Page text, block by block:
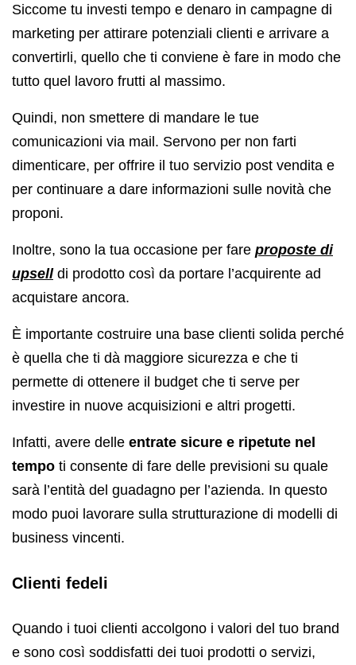
Siccome tu investi tempo e denaro in campagne di
marketing per attirare potenziali clienti e arrivare a
convertirli, quello che ti conviene è fare in modo che
tutto quel lavoro frutti al massimo.
Quindi, non smettere di mandare le tue
comunicazioni via mail. Servono per non farti
dimenticare, per offrire il tuo servizio post vendita e
per continuare a dare informazioni sulle novità che
proponi.
Inoltre, sono la tua occasione per fare proposte di
upsell di prodotto così da portare l’acquirente ad
acquistare ancora.
È importante costruire una base clienti solida perché
è quella che ti dà maggiore sicurezza e che ti
permette di ottenere il budget che ti serve per
investire in nuove acquisizioni e altri progetti.
Infatti, avere delle entrate sicure e ripetute nel
tempo ti consente di fare delle previsioni su quale
sarà l’entità del guadagno per l’azienda. In questo
modo puoi lavorare sulla strutturazione di modelli di
business vincenti.
Clienti fedeli
Quando i tuoi clienti accolgono i valori del tuo brand
e sono così soddisfatti dei tuoi prodotti o servizi,